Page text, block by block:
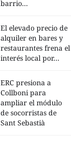
barrio...
El elevado precio de
alquiler en bares y
restaurantes frena el
interés local por...
ERC presiona a
Collboni para
ampliar el módulo
de socorristas de
Sant Sebastià